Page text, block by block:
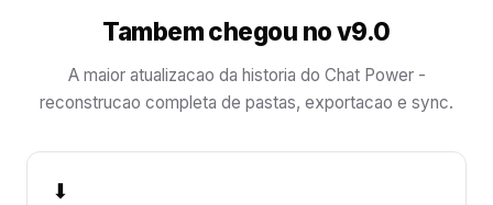
Tambem chegou no v9.0
A maior atualizacao da historia do Chat Power -
reconstrucao completa de pastas, exportacao e sync.
⬇